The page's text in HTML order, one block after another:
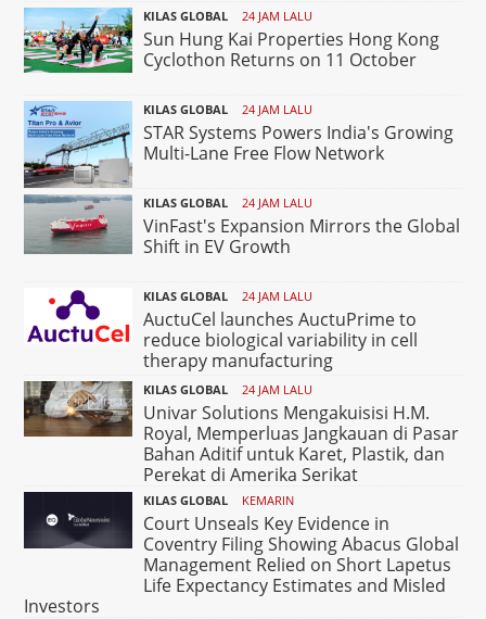
KILAS GLOBAL 24 JAM LALU
Sun Hung Kai Properties Hong Kong
Cyclothon Returns on 11 October
KILAS GLOBAL 24 JAM LALU
STAR Systems Powers India's Growing
Multi-Lane Free Flow Network
KILAS GLOBAL 24 JAM LALU
VinFast's Expansion Mirrors the Global
Shift in EV Growth
KILAS GLOBAL 24 JAM LALU
AuctuCel launches AuctuPrime to
reduce biological variability in cell
therapy manufacturing
KILAS GLOBAL 24 JAM LALU
Univar Solutions Mengakuisisi H.M.
Royal, Memperluas Jangkauan di Pasar
Bahan Aditif untuk Karet, Plastik, dan
Perekat di Amerika Serikat
KILAS GLOBAL KEMARIN
Court Unseals Key Evidence in
Coventry Filing Showing Abacus Global
Management Relied on Short Lapetus
Life Expectancy Estimates and Misled
Investors